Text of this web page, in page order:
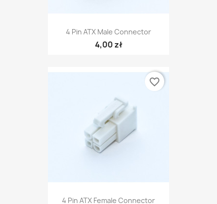
4 Pin ATX Male Connector
4,00 zł
4 Pin ATX Female Connector
favorite_border